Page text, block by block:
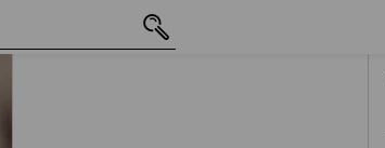
40